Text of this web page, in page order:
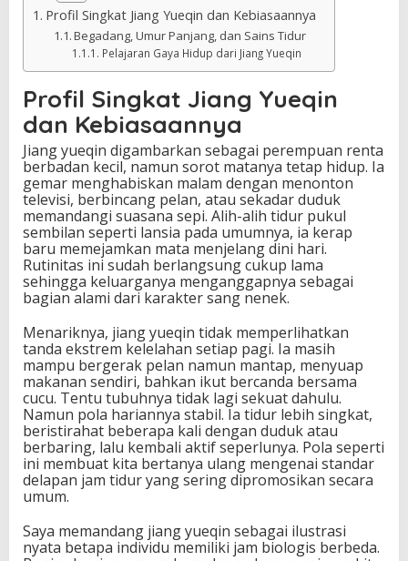
Profil Singkat Jiang Yueqin dan Kebiasaannya
Begadang, Umur Panjang, dan Sains Tidur
Pelajaran Gaya Hidup dari Jiang Yueqin
Profil Singkat Jiang Yueqin
dan Kebiasaannya
Jiang yueqin digambarkan sebagai perempuan renta
berbadan kecil, namun sorot matanya tetap hidup. Ia
gemar menghabiskan malam dengan menonton
televisi, berbincang pelan, atau sekadar duduk
memandangi suasana sepi. Alih-alih tidur pukul
sembilan seperti lansia pada umumnya, ia kerap
baru memejamkan mata menjelang dini hari.
Rutinitas ini sudah berlangsung cukup lama
sehingga keluarganya menganggapnya sebagai
bagian alami dari karakter sang nenek.
Menariknya, jiang yueqin tidak memperlihatkan
tanda ekstrem kelelahan setiap pagi. Ia masih
mampu bergerak pelan namun mantap, menyuap
makanan sendiri, bahkan ikut bercanda bersama
cucu. Tentu tubuhnya tidak lagi sekuat dahulu.
Namun pola hariannya stabil. Ia tidur lebih singkat,
beristirahat beberapa kali dengan duduk atau
berbaring, lalu kembali aktif seperlunya. Pola seperti
ini membuat kita bertanya ulang mengenai standar
delapan jam tidur yang sering dipromosikan secara
umum.
Saya memandang jiang yueqin sebagai ilustrasi
nyata betapa individu memiliki jam biologis berbeda.